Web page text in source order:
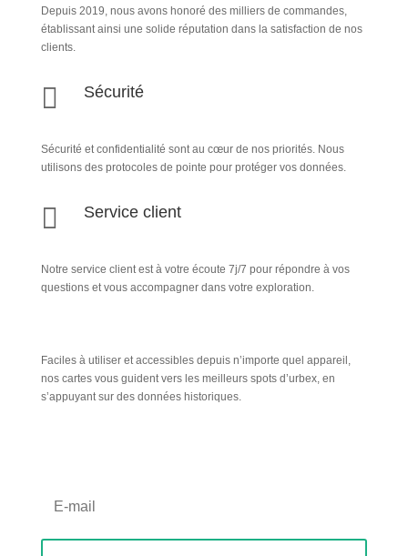
Depuis 2019, nous avons honoré des milliers de commandes,
établissant ainsi une solide réputation dans la satisfaction de nos
clients.
 Sécurité
Sécurité et confidentialité sont au cœur de nos priorités. Nous
utilisons des protocoles de pointe pour protéger vos données.
 Service client
Notre service client est à votre écoute 7j/7 pour répondre à vos
questions et vous accompagner dans votre exploration.
Faciles à utiliser et accessibles depuis n’importe quel appareil,
nos cartes vous guident vers les meilleurs spots d’urbex, en
s’appuyant sur des données historiques.